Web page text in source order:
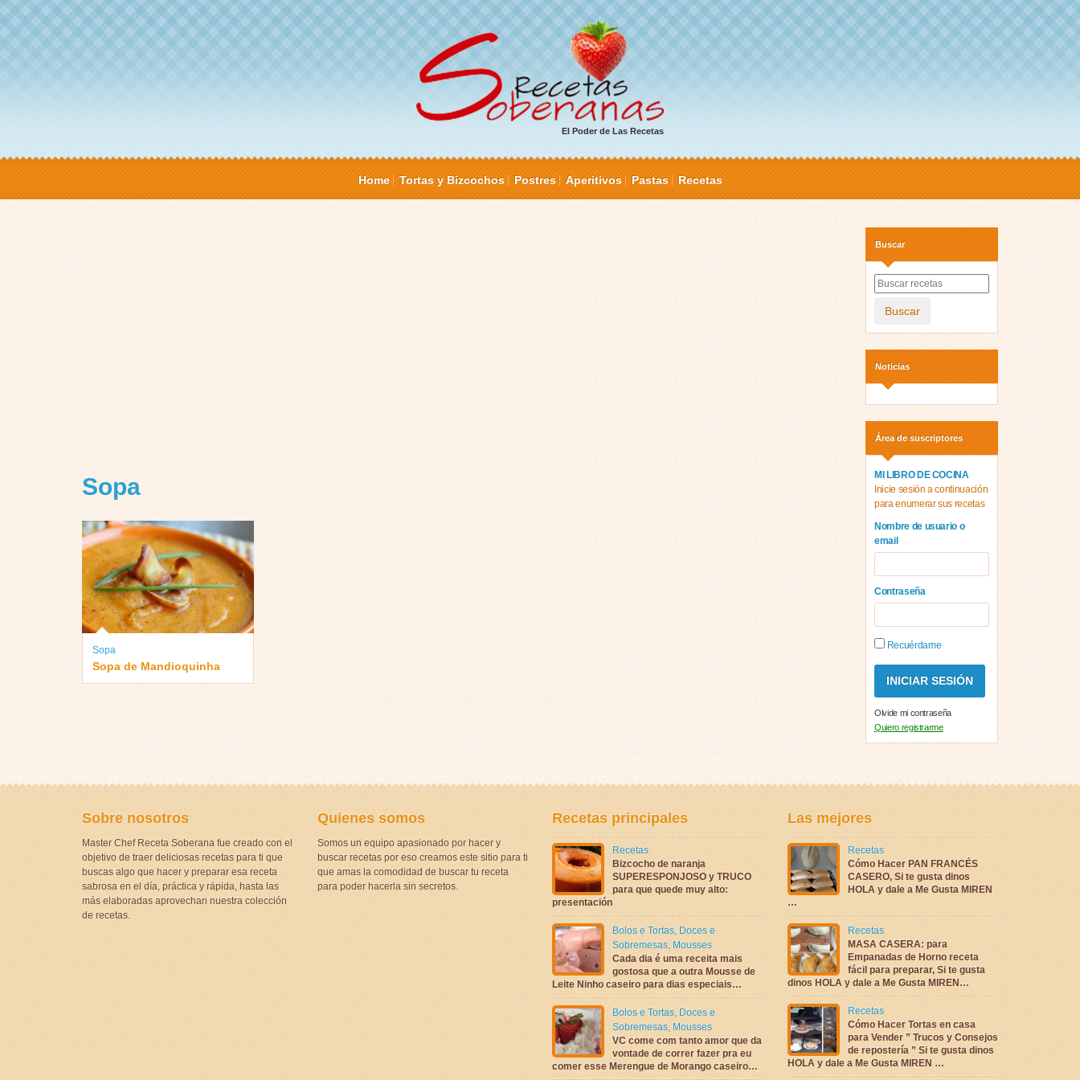
El Poder de Las Recetas
Home Tortas y Bizcochos Postres Aperitivos Pastas Recetas
Sopa
Sopa
Sopa de Mandioquinha
Buscar
Buscar
Noticias
Área de suscriptores
MI LIBRO DE COCINA
Inicie sesión a continuación
para enumerar sus recetas
Nombre de usuario o
email
Contraseña
Recuérdame
Olvide mi contraseña
Quiero registrarme
Sobre nosotros
Master Chef Receta Soberana fue creado con el
objetivo de traer deliciosas recetas para ti que
buscas algo que hacer y preparar esa receta
sabrosa en el día, práctica y rápida, hasta las
más elaboradas aprovechan nuestra colección
de recetas.
Quienes somos
Somos un equipo apasionado por hacer y
buscar recetas por eso creamos este sitio para ti
que amas la comodidad de buscar tu receta
para poder hacerla sin secretos.
Recetas principales
Recetas
Bizcocho de naranja
SUPERESPONJOSO y TRUCO
para que quede muy alto:
presentación
Bolos e Tortas, Doces e
Sobremesas, Mousses
Cada dia é uma receita mais
gostosa que a outra Mousse de
Leite Ninho caseiro para dias especiais…
Bolos e Tortas, Doces e
Sobremesas, Mousses
VC come com tanto amor que da
vontade de correr fazer pra eu
comer esse Merengue de Morango caseiro…
Las mejores
Recetas
Cómo Hacer PAN FRANCÉS
CASERO, Si te gusta dinos
HOLA y dale a Me Gusta MIREN
…
Recetas
MASA CASERA: para
Empanadas de Horno receta
fácil para preparar, Si te gusta
dinos HOLA y dale a Me Gusta MIREN…
Recetas
Cómo Hacer Tortas en casa
para Vender ” Trucos y Consejos
de repostería ” Si te gusta dinos
HOLA y dale a Me Gusta MIREN …